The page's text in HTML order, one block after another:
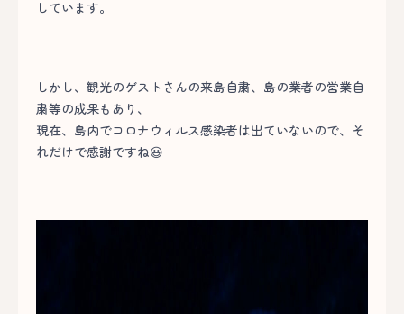
しています。
しかし、観光のゲストさんの来島自粛、島の業者の営業自
粛等の成果もあり、
現在、島内でコロナウィルス感染者は出ていないので、そ
れだけで感謝ですね😃